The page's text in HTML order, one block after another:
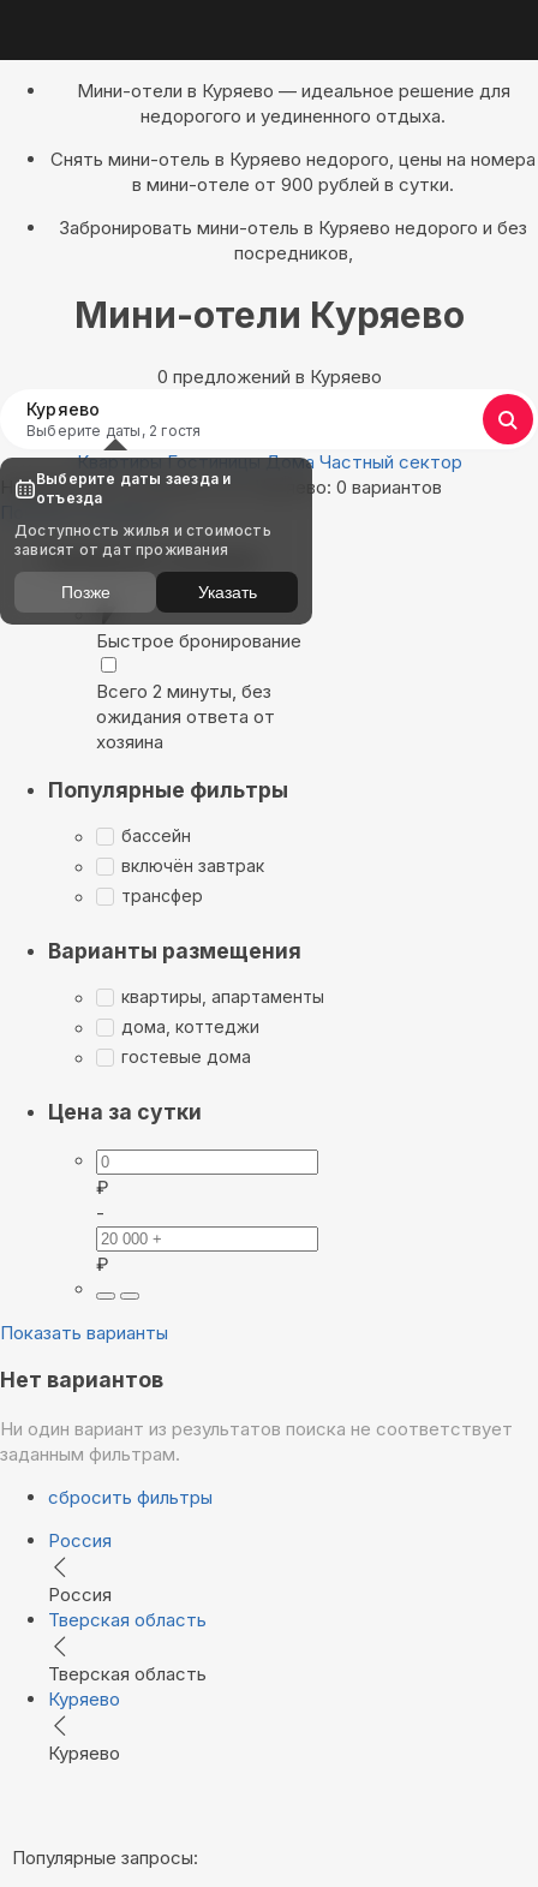
Мини-отели в Куряево — идеальное решение для
недорогого и уединенного отдыха.
Снять мини-отель в Куряево недорого, цены на номера
в мини-отеле от 900 рублей в сутки.
Забронировать мини-отель в Куряево недорого и без
посредников,
Мини-отели Куряево
0 предложений в Куряево
Куряево
Выберите даты, 2 гостя
Квартиры Гостиницы Дома Частный сектор
Найдём, где остановиться в Куряево: 0 вариантов
Показать на карте
Выбирайте лучшее
Быстрое бронирование
Всего 2 минуты, без
ожидания ответа от
хозяина
Популярные фильтры
бассейн
включён завтрак
трансфер
Варианты размещения
квартиры, апартаменты
дома, коттеджи
гостевые дома
Цена за сутки
₽
-
₽
Показать варианты
Нет вариантов
Ни один вариант из результатов поиска не соответствует
заданным фильтрам.
сбросить фильтры
Россия
Россия
Тверская область
Тверская область
Куряево
Куряево
Популярные запросы:
Выберите даты заезда и
отъезда
Доступность жилья и стоимость
зависят от дат проживания
Позже Указать